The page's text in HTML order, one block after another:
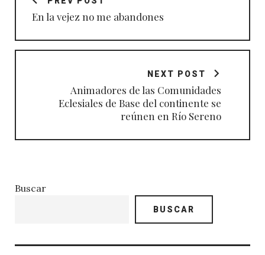
entradas
En la vejez no me abandones
NEXT POST
Animadores de las Comunidades
Eclesiales de Base del continente se
reúnen en Río Sereno
Buscar
BUSCAR